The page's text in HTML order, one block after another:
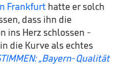
Frankfurt hatte er solch
dass ihn die
ins Herz schlossen -
die Kurve als echtes
„Bayern-Qualität